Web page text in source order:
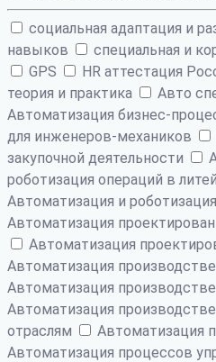
cоциальная адаптация и
навыков
cпециальная и
GPS
HR аттестация
теория и практика
Авто
Автоматизация бизнес-
для инженеров-механиков
закупочной деятельности
роботизация операций в
Автоматизация и
Автоматизация
Автоматизация
Автоматизация
Автоматизация
Автоматизация
отраслям
Автоматизация
Автоматизация процессов